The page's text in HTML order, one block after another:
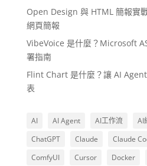
Open Design 與 HTML 簡報實
網頁簡報
VibeVoice 是什麼？Microsoft
署指南
Flint Chart 是什麼？讓 AI
表
AI AI Agent AI工作流 AI
ChatGPT
Claude Claude
ComfyUI
Cursor Docker